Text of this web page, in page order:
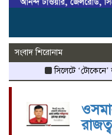
সংবাদ শিরোনাম
সিলেটে ‘টোকেনে’